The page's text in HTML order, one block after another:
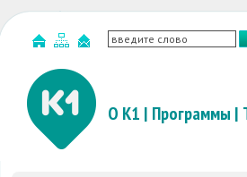
О К1 | Программы |